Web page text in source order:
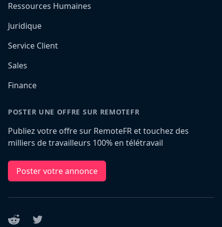
Ressources Humaines
Juridique
Service Client
Sales
Finance
POSTER UNE OFFRE SUR REMOTEFR
Publiez votre offre sur RemoteFR et touchez des
milliers de travailleurs 100% en télétravail
Poster votre annonce
Reddit Twitter